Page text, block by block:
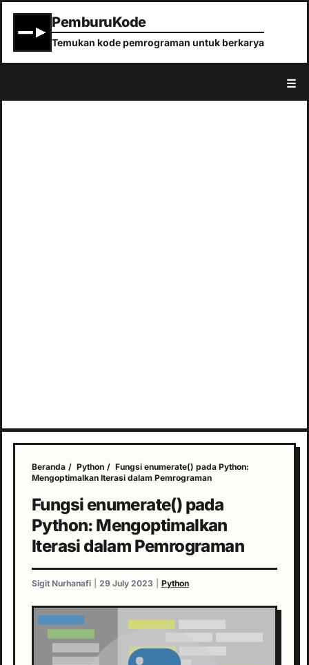
PemburuKode
Temukan kode pemrograman untuk berkarya
☰
Beranda / Python / Fungsi enumerate() pada Python:
Mengoptimalkan Iterasi dalam Pemrograman
Fungsi enumerate() pada
Python: Mengoptimalkan
Iterasi dalam Pemrograman
Sigit Nurhanafi 29 July 2023 Python